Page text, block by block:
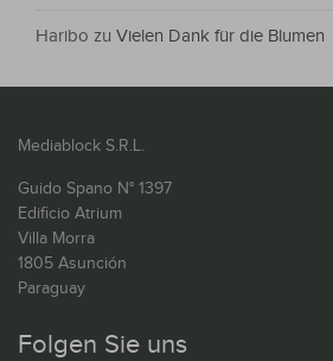
Haribo zu Vielen Dank für die Blumen
Mediablock S.R.L.
Guido Spano N° 1397
Edificio Atrium
Villa Morra
1805 Asunción
Paraguay
Folgen Sie uns